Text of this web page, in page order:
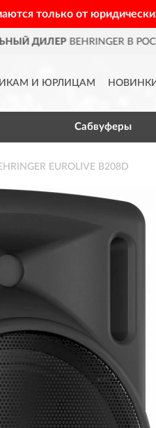
только от
И ЮРЛИЦАМ НОВИНКИ
Сабвуферы
EUROLIVE B208D